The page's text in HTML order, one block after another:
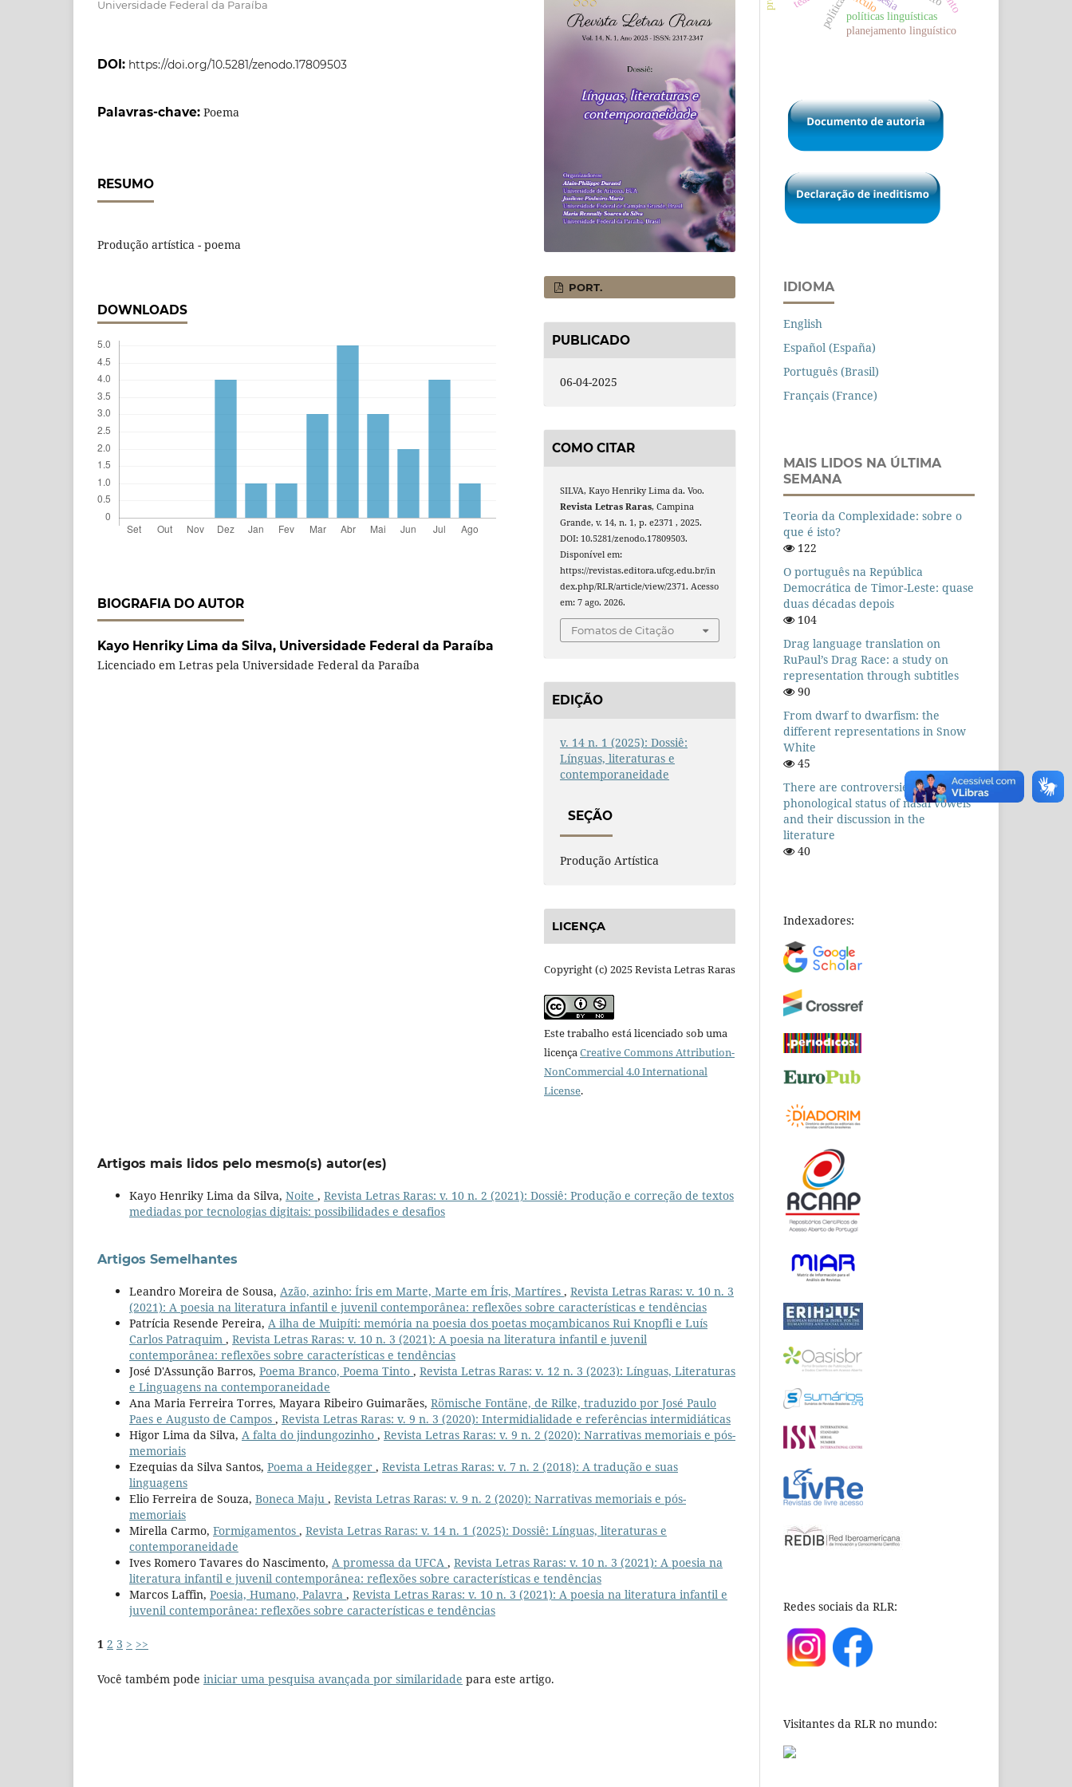
Universidade Federal da Paraíba
DOI: https://doi.org/10.5281/zenodo.17809503
Palavras-chave: Poema
RESUMO
Produção artística - poema
DOWNLOADS
BIOGRAFIA DO AUTOR
Kayo Henriky Lima da Silva, Universidade Federal da Paraíba
Licenciado em Letras pela Universidade Federal da Paraíba
PORT.
PUBLICADO
06-04-2025
COMO CITAR
SILVA, Kayo Henriky Lima da. Voo.
Revista Letras Raras, Campina
Grande, v. 14, n. 1, p. e2371 , 2025.
DOI: 10.5281/zenodo.17809503.
Disponível em:
https://revistas.editora.ufcg.edu.br/in
dex.php/RLR/article/view/2371. Acesso
em: 7 ago. 2026.
Fomatos de Citação
EDIÇÃO
v. 14 n. 1 (2025): Dossiê:
Línguas, literaturas e
contemporaneidade
SEÇÃO
Produção Artística
LICENÇA
Copyright (c) 2025 Revista Letras Raras
Este trabalho está licenciado sob uma
licençaCreative Commons Attribution-
NonCommercial 4.0 International
License.
Artigos mais lidos pelo mesmo(s) autor(es)
Kayo Henriky Lima da Silva, Noite , Revista Letras Raras: v. 10 n. 2 (2021): Dossiê: Produção e correção de textos
mediadas por tecnologias digitais: possibilidades e desafios
Artigos Semelhantes
Leandro Moreira de Sousa, Azão, azinho: Íris em Marte, Marte em Íris, Martíres , Revista Letras Raras: v. 10 n. 3
(2021): A poesia na literatura infantil e juvenil contemporânea: reflexões sobre características e tendências
Patrícia Resende Pereira, A ilha de Muipíti: memória na poesia dos poetas moçambicanos Rui Knopfli e Luís
Carlos Patraquim , Revista Letras Raras: v. 10 n. 3 (2021): A poesia na literatura infantil e juvenil
contemporânea: reflexões sobre características e tendências
José D'Assunção Barros, Poema Branco, Poema Tinto , Revista Letras Raras: v. 12 n. 3 (2023): Línguas, Literaturas
e Linguagens na contemporaneidade
Ana Maria Ferreira Torres, Mayara Ribeiro Guimarães, Römische Fontäne, de Rilke, traduzido por José Paulo
Paes e Augusto de Campos , Revista Letras Raras: v. 9 n. 3 (2020): Intermidialidade e referências intermidiáticas
Higor Lima da Silva, A falta do jindungozinho , Revista Letras Raras: v. 9 n. 2 (2020): Narrativas memoriais e pós-
memoriais
Ezequias da Silva Santos, Poema a Heidegger , Revista Letras Raras: v. 7 n. 2 (2018): A tradução e suas
linguagens
Elio Ferreira de Souza, Boneca Maju , Revista Letras Raras: v. 9 n. 2 (2020): Narrativas memoriais e pós-
memoriais
Mirella Carmo, Formigamentos , Revista Letras Raras: v. 14 n. 1 (2025): Dossiê: Línguas, literaturas e
contemporaneidade
Ives Romero Tavares do Nascimento, A promessa da UFCA , Revista Letras Raras: v. 10 n. 3 (2021): A poesia na
literatura infantil e juvenil contemporânea: reflexões sobre características e tendências
Marcos Laffin, Poesia, Humano, Palavra , Revista Letras Raras: v. 10 n. 3 (2021): A poesia na literatura infantil e
juvenil contemporânea: reflexões sobre características e tendências
1 2 3 > >>
Você também pode iniciar uma pesquisa avançada por similaridade para este artigo.
políticapolíticas linguísticas
planejamento linguístico
IDIOMA
English
Español (España)
Português (Brasil)
Français (France)
MAIS LIDOS NA ÚLTIMA
SEMANA
Teoria da Complexidade: sobre o
que é isto?
122
O português na República
Democrática de Timor-Leste: quase
duas décadas depois
104
Drag language translation on
RuPaul’s Drag Race: a study on
representation through subtitles
90
From dwarf to dwarfism: the
different representations in Snow
White
45
There are controversies! The
phonological status of nasal vowels
and their discussion in the
literature
40
Indexadores:
Redes sociais da RLR:
Visitantes da RLR no mundo: